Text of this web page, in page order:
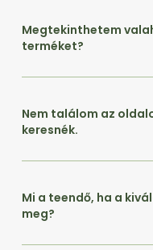
Megtekinthetem
terméket?
Nem találom az
keresnék.
Mi a teendő, ha a
meg?